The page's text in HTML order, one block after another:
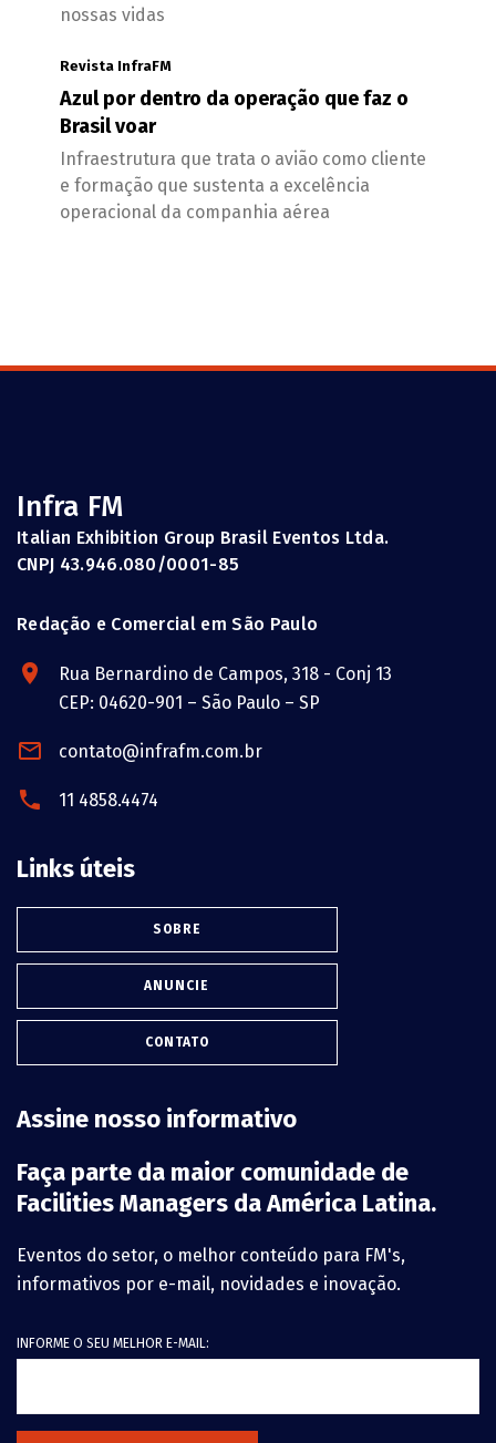
nossas vidas
Revista InfraFM
Azul por dentro da operação que faz o
Brasil voar
Infraestrutura que trata o avião como cliente
e formação que sustenta a excelência
operacional da companhia aérea
Infra FM
Italian Exhibition Group Brasil Eventos Ltda.
CNPJ 43.946.080/0001-85
Redação e Comercial em São Paulo
Rua Bernardino de Campos, 318 - Conj 13
CEP: 04620-901 – São Paulo – SP
contato@infrafm.com.br
11 4858.4474
Links úteis
SOBRE
ANUNCIE
CONTATO
Assine nosso informativo
Faça parte da maior comunidade de
Facilities Managers da América Latina.
Eventos do setor, o melhor conteúdo para FM's,
informativos por e-mail, novidades e inovação.
INFORME O SEU MELHOR E-MAIL: